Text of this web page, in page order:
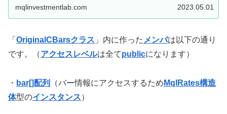
Symbo...
mqlinvestmentlab.com 2023.05.01
「 OriginalCBarsクラス 」内に作ったメンバは以下の通り
です。（アクセスレベルは全てpublicになります）
・ bar[]配列 （バー情報にアクセスするため MqlRates構造
体型のインスタンス）